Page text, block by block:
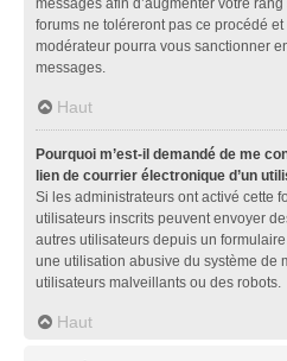
forums ne toléreront pas ce procédé
modérateur pourra vous sanctionner
messages.
Haut
Pourquoi m’est-il demandé de me
lien de courrier électronique d’un
Si les administrateurs ont activé cette
utilisateurs inscrits peuvent envoyer
autres utilisateurs depuis un
une utilisation abusive du système de
utilisateurs malveillants ou des robots.
Haut